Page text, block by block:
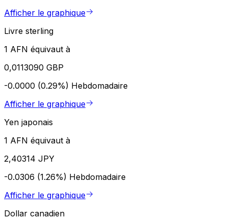
Afficher le graphique
Livre sterling
1 AFN équivaut à
0,0113090 GBP
-0.0000 (0.29%) Hebdomadaire
Afficher le graphique
Yen japonais
1 AFN équivaut à
2,40314 JPY
-0.0306 (1.26%) Hebdomadaire
Afficher le graphique
Dollar canadien